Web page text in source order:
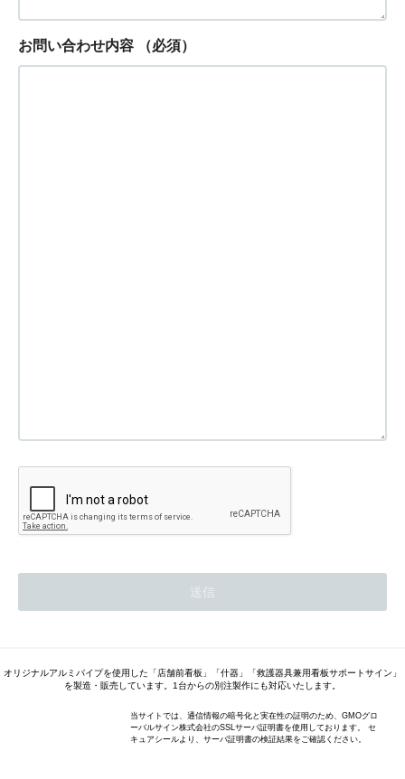
お問い合わせ内容 （必須）
オリジナルアルミパイプを使用した「店舗前看板」「什器」「救護器具兼用看板サポートサイン」
を製造・販売しています。1台からの別注製作にも対応いたします。
当サイトでは、通信情報の暗号化と実在性の証明のため、GMOグロ
ーバルサイン株式会社のSSLサーバ証明書を使用しております。 セ
キュアシールより、サーバ証明書の検証結果をご確認ください。